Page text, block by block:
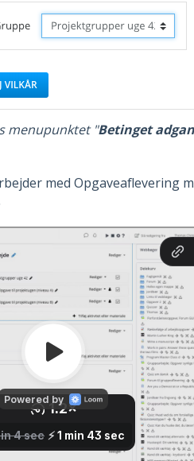
menupunktet "Betinget
med Opgaveaflevering